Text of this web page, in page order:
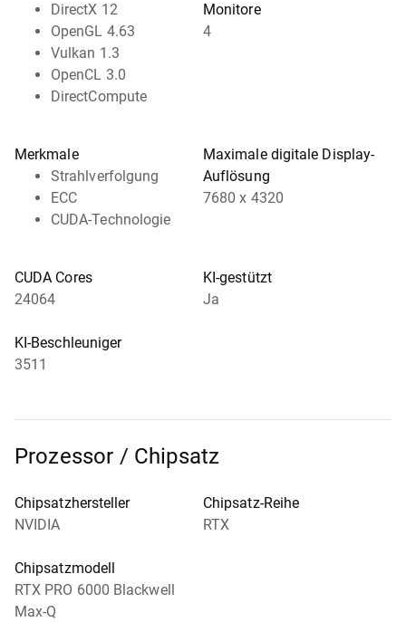
DirectX 12
OpenGL 4.63
Vulkan 1.3
OpenCL 3.0
DirectCompute
Monitore
4
Merkmale
Strahlverfolgung
ECC
CUDA-Technologie
Maximale digitale Display-
Auflösung
7680 x 4320
CUDA Cores
24064
KI-gestützt
Ja
KI-Beschleuniger
3511
Prozessor / Chipsatz
Chipsatzhersteller
NVIDIA
Chipsatz-Reihe
RTX
Chipsatzmodell
RTX PRO 6000 Blackwell
Max-Q